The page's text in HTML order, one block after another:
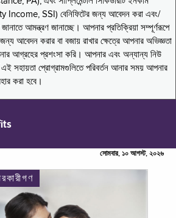
SSI) বেনিফিটের জন্য আবেদন করা এবং/
জানাতে আমন্ত্রণ জানাচ্ছে। আপনার প্রতিক্রিয়া সম্পূর্ণরূপে
আবেদন করার বা বজায় রাখার ক্ষেত্রে আপনার অভিজ্ঞতা
আগ্রহের প্রশংসা করি। আপনার এবং অন্যান্য নিউ
এই সহায়তা প্রোগ্রামগুলিতে পরিবর্তন আনার সময় আপনার
করা হবে।
সোমবার, ১০ আগস্ট, ২০২৬